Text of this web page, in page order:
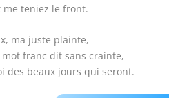
me teniez le front.
ma juste plainte,
mot franc dit sans crainte,
des beaux jours qui seront.